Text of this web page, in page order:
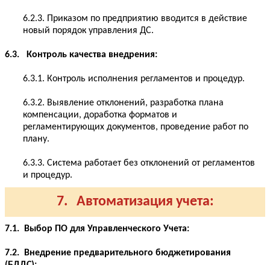
6.2.3. Приказом по предприятию вводится в действие
новый порядок управления ДС.
6.3. Контроль качества внедрения:
6.3.1. Контроль исполнения регламентов и процедур.
6.3.2. Выявление отклонений, разработка плана
компенсации, доработка форматов и
регламентирующих документов, проведение работ по
плану.
6.3.3. Система работает без отклонений от регламентов
и процедур.
7. Автоматизация учета:
7.1. Выбор ПО для Управленческого Учета:
7.2. Внедрение предварительного бюджетирования